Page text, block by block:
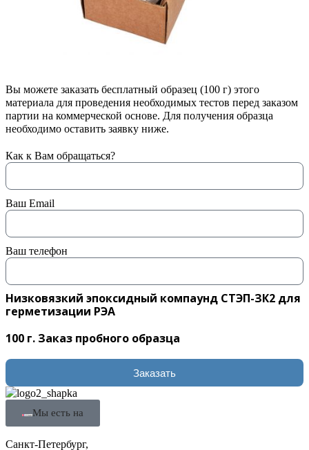
Вы можете заказать бесплатный образец (100 г) этого
материала для проведения необходимых тестов перед заказом
партии на коммерческой основе. Для получения образца
необходимо оставить заявку ниже.
Как к Вам обращаться?
Ваш Email
Ваш телефон
Низковязкий эпоксидный компаунд СТЭП-ЗК2 для
герметизации РЭА
100 г. Заказ пробного образца
Заказать
Мы есть на
Санкт-Петербург,